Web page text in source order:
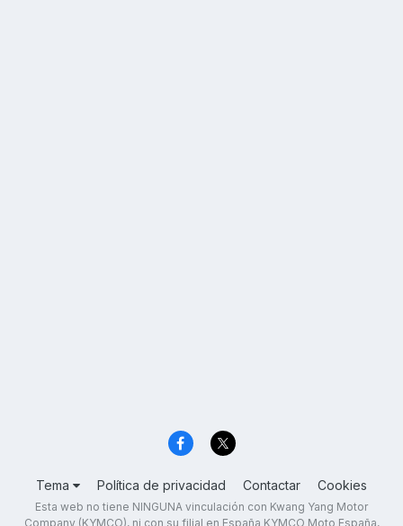
Tema Política de privacidad Contactar Cookies
Esta web no tiene NINGUNA vinculación con Kwang Yang Motor
Company (KYMCO), ni con su filial en España KYMCO Moto España,